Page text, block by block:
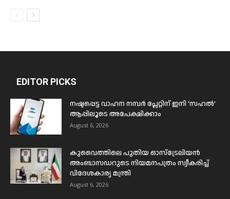
EDITOR PICKS
നഷ്ടപ്പെട്ട വാഹന നമ്പർ പ്ലേറ്റിന് ഇനി ‘സഹൽ’
ആപ്പിലൂടെ അപേക്ഷിക്കാം
August 6, 2026
കുവൈത്തിലെ പുതിയ ഓസ്ട്രേലിയൻ
അംബാസഡറുടെ നിയമനപത്രം സ്വീകരിച്ച്
വിദേശകാര്യ മന്ത്രി
August 6, 2026